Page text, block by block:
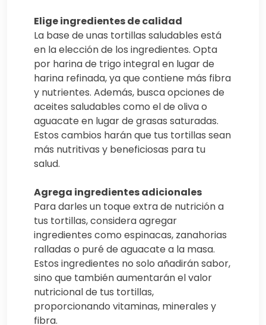
Elige ingredientes de calidad
La base de unas tortillas saludables está
en la elección de los ingredientes. Opta
por harina de trigo integral en lugar de
harina refinada, ya que contiene más fibra
y nutrientes. Además, busca opciones de
aceites saludables como el de oliva o
aguacate en lugar de grasas saturadas.
Estos cambios harán que tus tortillas sean
más nutritivas y beneficiosas para tu
salud.
Agrega ingredientes adicionales
Para darles un toque extra de nutrición a
tus tortillas, considera agregar
ingredientes como espinacas, zanahorias
ralladas o puré de aguacate a la masa.
Estos ingredientes no solo añadirán sabor,
sino que también aumentarán el valor
nutricional de tus tortillas,
proporcionando vitaminas, minerales y
fibra.